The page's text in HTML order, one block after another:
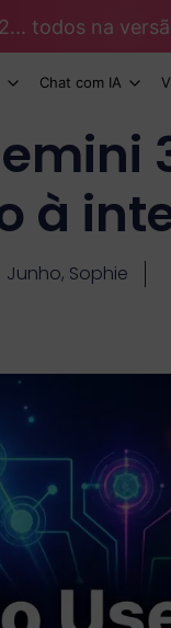
todos na
Chat com IA
à
Junho, Sophie